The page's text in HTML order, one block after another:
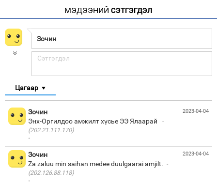
МЭДЭЭНИЙ СЭТГЭГДЭЛ
Цагаар
2023-04-04
Зочин
Энх-Оргилдоо амжилт хүсье ЭЭ Ялаарай
(202.21.111.170)
·
2023-04-04
Зочин
Za zaluu min saihan medee duulgaarai amjilt.
(202.126.88.118)
·